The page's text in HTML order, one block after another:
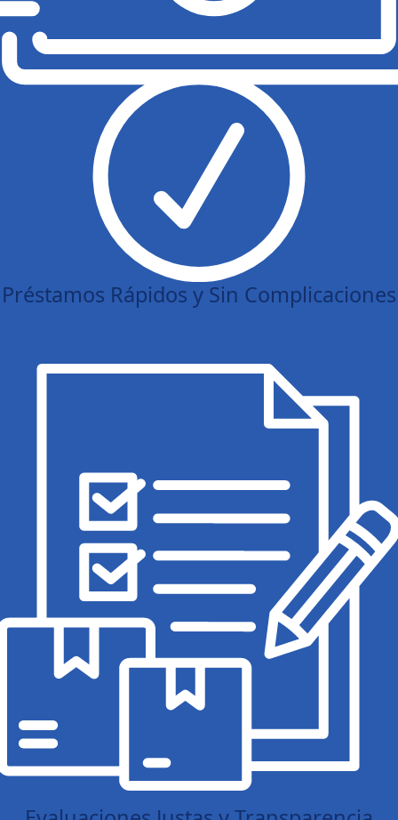
Préstamos Rápidos y Sin Complicaciones